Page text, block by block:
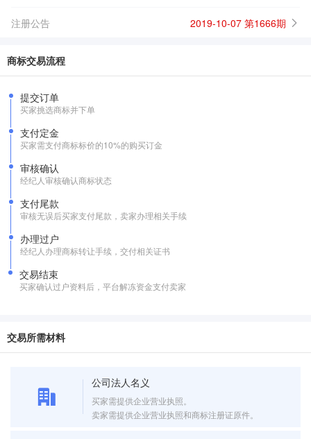
注册公告 2019-10-07 第1666期
商标交易流程
提交订单
买家挑选商标并下单
支付定金
买家需支付商标标价的10%的购买订金
审核确认
经纪人审核确认商标状态
支付尾款
审核无误后买家支付尾款，卖家办理相关手续
办理过户
经纪人办理商标转让手续，交付相关证书
交易结束
买家确认过户资料后，平台解冻资金支付卖家
交易所需材料
公司法人名义
买家需提供企业营业执照。
卖家需提供企业营业执照和商标注册证原件。